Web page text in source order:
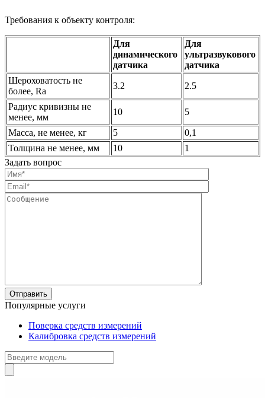
Требования к объекту контроля:
Для
динамического
датчика
Для
ультразвукового
датчика
Шероховатость не
более, Ra
3.2 2.5
Радиус кривизны не
менее, мм
10 5
Масса, не менее, кг 5
0,1
Толщина не менее, мм
10
1
Задать вопрос
Популярные услуги
Поверка средств измерений
Калибровка средств измерений